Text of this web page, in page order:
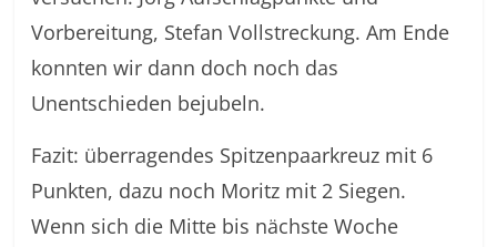
Vorbereitung, Stefan Vollstreckung. Am Ende
konnten wir dann doch noch das
Unentschieden bejubeln.
Fazit: überragendes Spitzenpaarkreuz mit 6
Punkten, dazu noch Moritz mit 2 Siegen.
Wenn sich die Mitte bis nächste Woche